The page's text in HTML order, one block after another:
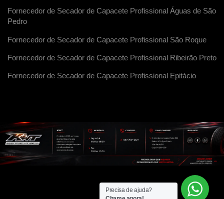
Fornecedor de Secador de Capacete Profissional Águas de São
Pedro
Fornecedor de Secador de Capacete Profissional São Roque
Fornecedor de Secador de Capacete Profissional Ribeirão Preto
Fornecedor de Secador de Capacete Profissional Epitácio
Precisa de ajuda?